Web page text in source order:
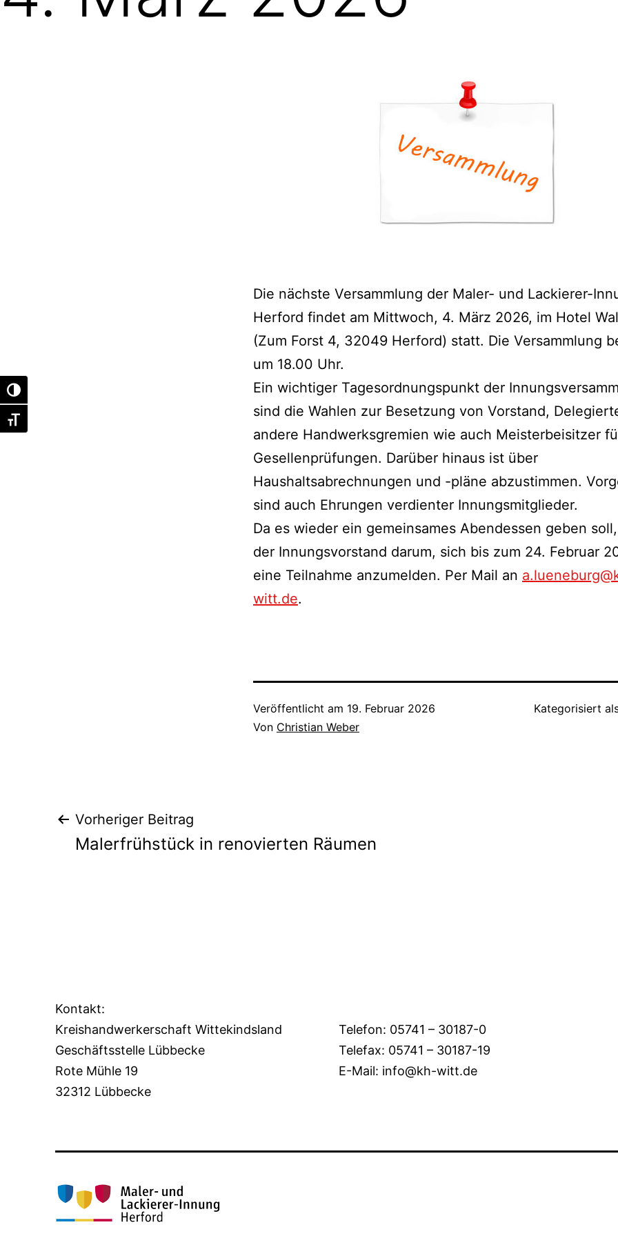
Umschalten auf hohe Kontraste
Schrift vergrößern
Die nächste Versammlung der Maler- und Lackierer-
Herford findet am Mittwoch, 4. März 2026, im Hotel
(Zum Forst 4, 32049 Herford) statt. Die Versammlung
um 18.00 Uhr.
Ein wichtiger Tagesordnungspunkt der
sind die Wahlen zur Besetzung von Vorstand,
andere Handwerksgremien wie auch Meisterbeisitzer
Gesellenprüfungen. Darüber hinaus ist über
Haushaltsabrechnungen und -pläne abzustimmen.
sind auch Ehrungen verdienter Innungsmitglieder.
Da es wieder ein gemeinsames Abendessen geben
der Innungsvorstand darum, sich bis zum 24. Februar
eine Teilnahme anzumelden. Per Mail an
witt.de.
Veröffentlicht am 19. Februar 2026
Von Christian Weber
Kategorisiert
Beitragsnavigation
Vorheriger Beitrag
Malerfrühstück in renovierten Räumen
Kontakt:
Kreishandwerkerschaft Wittekindsland
Geschäftsstelle Lübbecke
Rote Mühle 19
32312 Lübbecke
Telefon: 05741 – 30187-0
Telefax: 05741 – 30187-19
E-Mail: info@kh-witt.de